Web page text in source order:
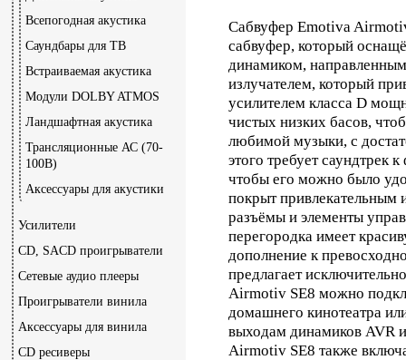
Всепогодная акустика
Саундбары для ТВ
Встраиваемая акустика
Модули DOLBY ATMOS
Ландшафтная акустика
Трансляционные АС (70-
100В)
Аксессуары для акустики
Усилители
CD, SACD проигрыватели
Сетевые аудио плееры
Проигрыватели винила
Аксессуары для винила
CD ресиверы
Сабвуфер Emotiva
сабвуфер, который
динамиком,
излучателем, который
усилителем класса D
чистых низких басов,
любимой музыки, с
этого требует саундтрек
чтобы его можно было
покрыт
разъёмы и элементы
перегородка имеет
дополнение к
предлагает
Airmotiv SE8 можно
домашнего кинотеатра
выходам динамиков AVR
Airmotiv SE8 также